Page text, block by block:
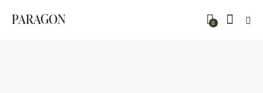
PARAGON 0